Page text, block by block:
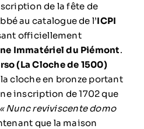
de la fête de
au catalogue de l’ICPI
officiellement
Immatériel du Piémont.
(La Cloche de 1500)
cloche en bronze portant
inscription de 1702 que
« Nunc reviviscente domo
que la maison